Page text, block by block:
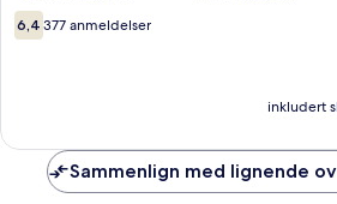
Midtown
6.4
av
6,4 377 anmeldelser
inkludert
Sammenlign med lignende